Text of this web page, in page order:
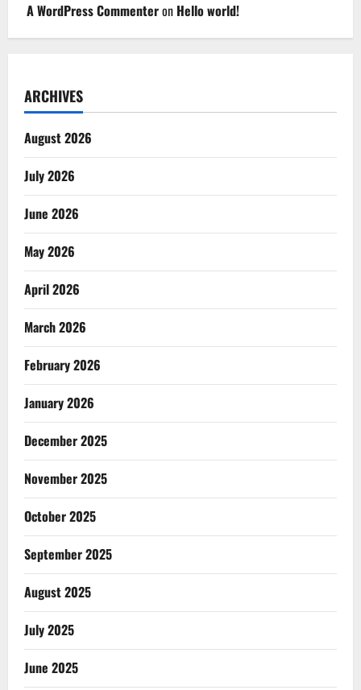
A WordPress Commenteron Hello world!
ARCHIVES
August 2026
July 2026
June 2026
May 2026
April 2026
March 2026
February 2026
January 2026
December 2025
November 2025
October 2025
September 2025
August 2025
July 2025
June 2025